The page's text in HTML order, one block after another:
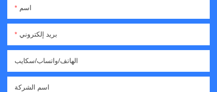
اسم
بريد إلكتروني
الهاتف/واتساب/سكايب
اسم الشركة